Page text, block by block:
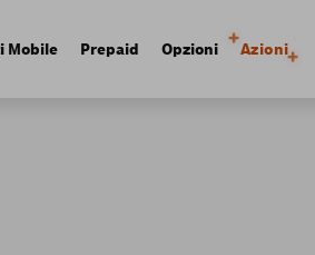
Mobile Prepaid Opzioni Azioni